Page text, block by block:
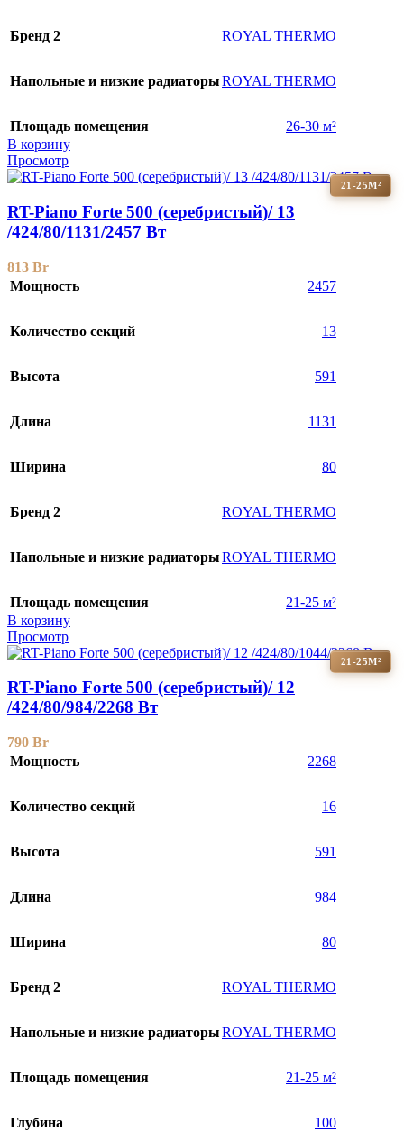
Бренд 2 ROYAL THERMO
Напольные и низкие радиаторыROYAL THERMO
Площадь помещения
26-30 м²
В корзину
Просмотр
21-25М²
RT-Piano Forte 500 (серебристый)/ 13
/424/80/1131/2457 Вт
813 Br
Мощность
2457
Количество секций 13
Высота 591
Длина 1131
Ширина 80
Бренд 2 ROYAL THERMO
Напольные и низкие радиаторыROYAL THERMO
Площадь помещения
21-25 м²
В корзину
Просмотр
21-25М²
RT-Piano Forte 500 (серебристый)/ 12
/424/80/984/2268 Вт
790 Br
Мощность
2268
Количество секций 16
Высота 591
Длина 984
Ширина 80
Бренд 2 ROYAL THERMO
Напольные и низкие радиаторыROYAL THERMO
Площадь помещения 21-25 м²
Глубина
100